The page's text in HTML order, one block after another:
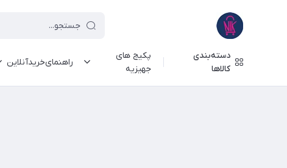
دسته‌بندی
کالاها
پکیج های
جهیزیه
راهنمای‌خرید‌آنلاین